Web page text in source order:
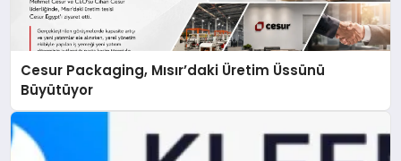
Cesur Packaging, Mısır’daki Üretim Üssünü
Büyütüyor